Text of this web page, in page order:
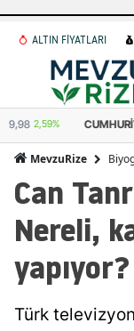
ALTIN FİYATLARI
CUMHURIYET ALTINI
MevzuRize
Can
Nereli,
yapıyor?
Türk